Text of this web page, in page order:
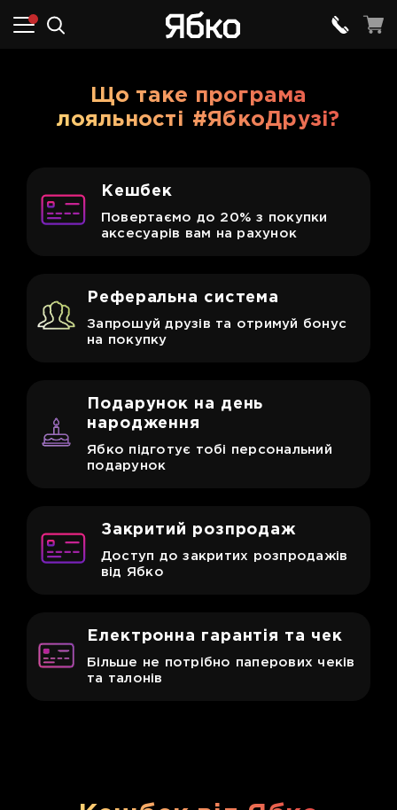
Що таке програма
лояльності #ЯбкоДрузі?
Кешбек
Повертаємо до 20% з покупки
аксесуарів вам на рахунок
Реферальна система
Запрошуй друзів та отримуй бонус
на покупку
Подарунок на день
народження
Ябко підготує тобі персональний
подарунок
Закритий розпродаж
Доступ до закритих розпродажів
від Ябко
Електронна гарантія та чек
Більше не потрібно паперових чеків
та талонів